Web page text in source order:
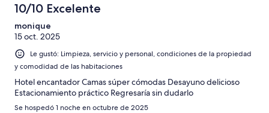
10/10 Excelente
monique
15 oct. 2025
Le gustó: Limpieza, servicio y personal, condiciones de la propiedad
y comodidad de las habitaciones
Hotel encantador Camas súper cómodas Desayuno delicioso
Estacionamiento práctico Regresaría sin dudarlo
Se hospedó 1 noche en octubre de 2025